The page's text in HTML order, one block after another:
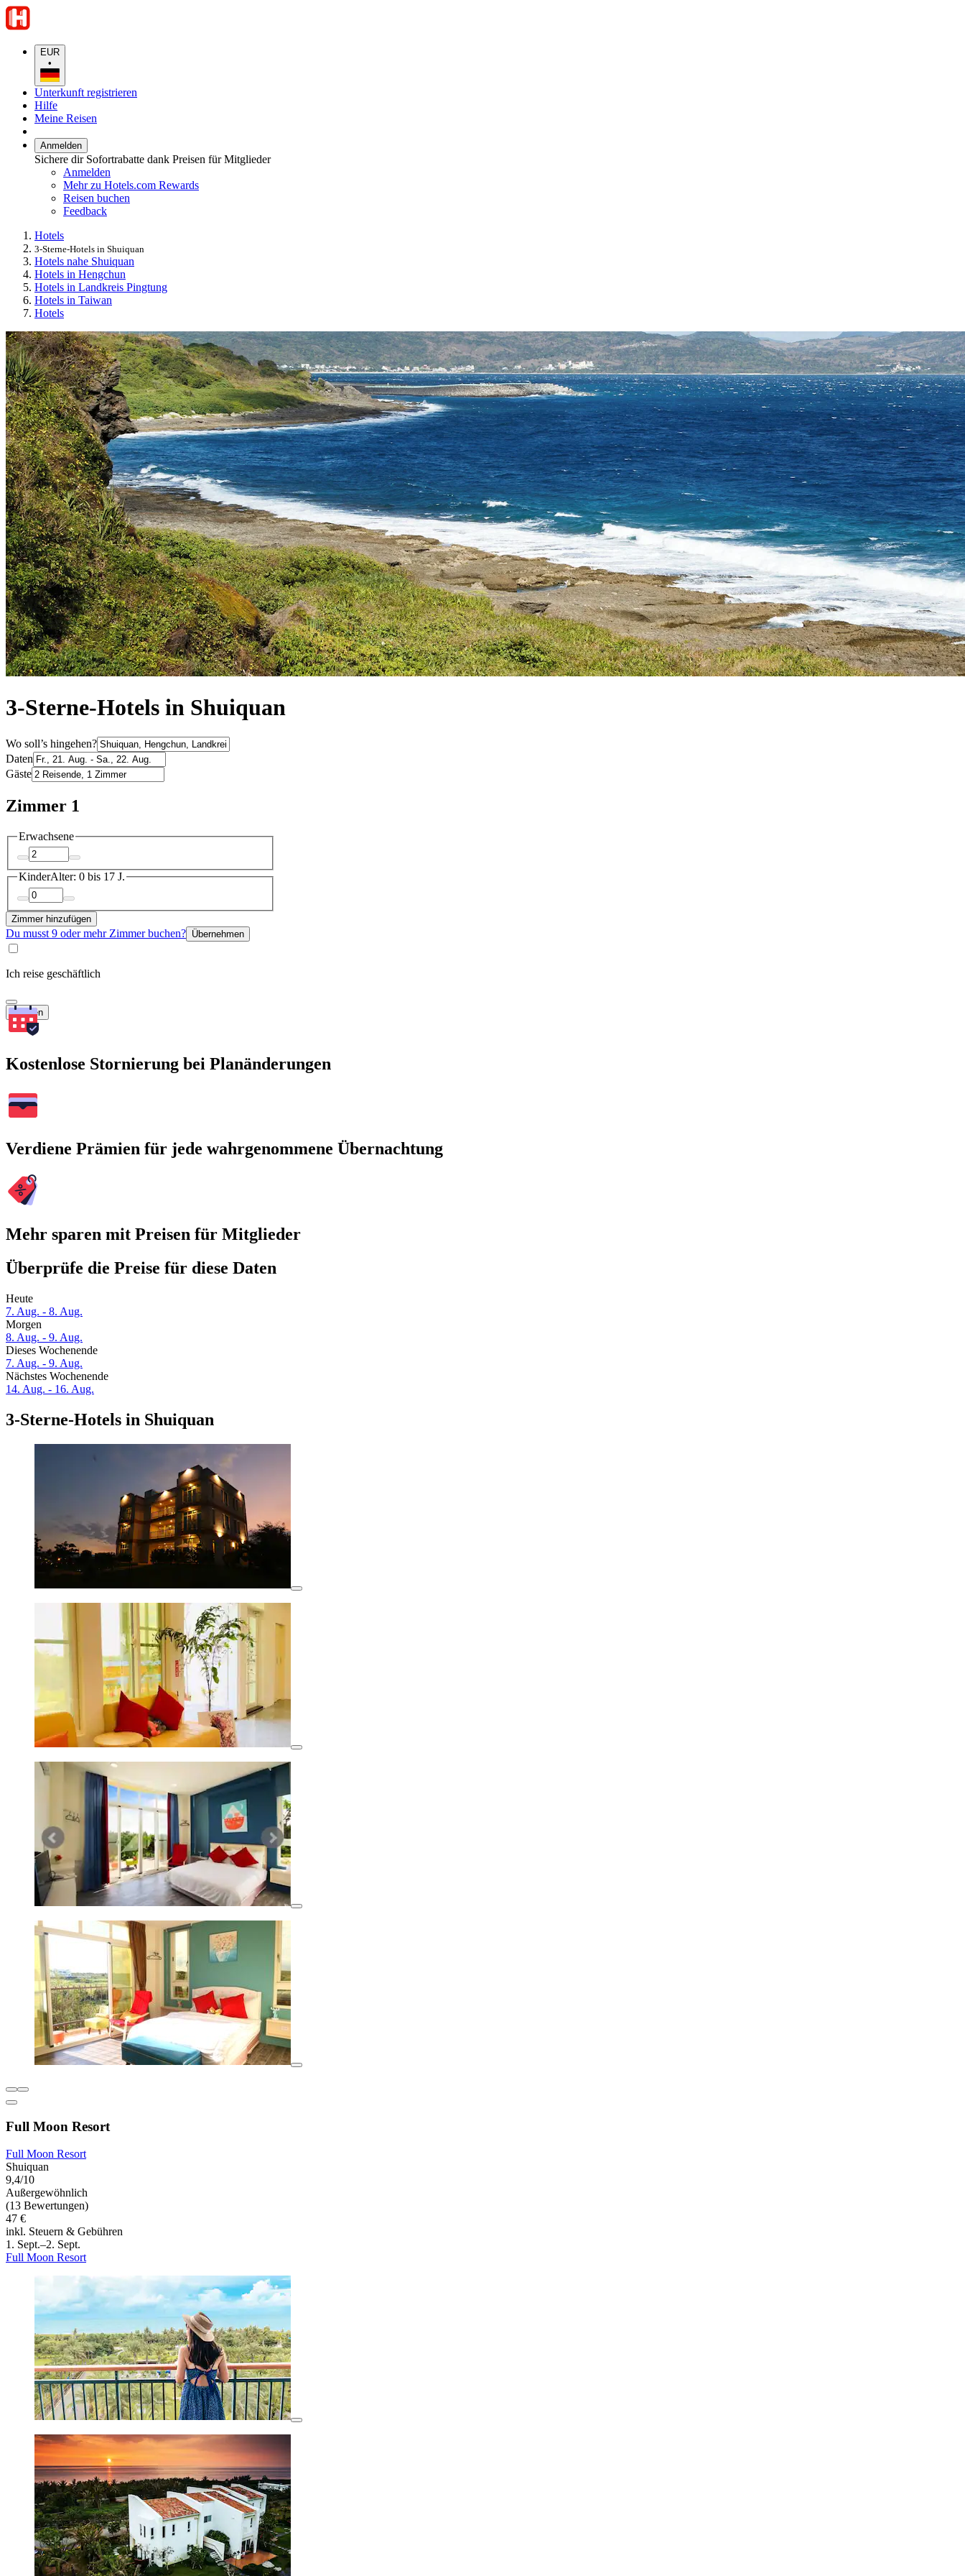
EUR
•
Unterkunft registrieren
Hilfe
Meine Reisen
Anmelden
Sichere dir Sofortrabatte dank Preisen für Mitglieder
Anmelden
Mehr zu Hotels.com Rewards
Reisen buchen
Feedback
Hotels
3-Sterne-Hotels in Shuiquan
Hotels nahe Shuiquan
Hotels in Hengchun
Hotels in Landkreis Pingtung
Hotels in Taiwan
Hotels
3-Sterne-Hotels in Shuiquan
Wo soll’s hingehen?
Daten
Gäste
Zimmer 1
Erwachsene
KinderAlter: 0 bis 17 J.
Zimmer hinzufügen
Du musst 9 oder mehr Zimmer buchen? Übernehmen
Ich reise geschäftlich
Suchen
Kostenlose Stornierung bei Planänderungen
Verdiene Prämien für jede wahrgenommene Übernachtung
Mehr sparen mit Preisen für Mitglieder
Überprüfe die Preise für diese Daten
Heute
7. Aug. - 8. Aug.
Morgen
8. Aug. - 9. Aug.
Dieses Wochenende
7. Aug. - 9. Aug.
Nächstes Wochenende
14. Aug. - 16. Aug.
3-Sterne-Hotels in Shuiquan
Full Moon Resort
Full Moon Resort
Shuiquan
9,4/10
Außergewöhnlich
(13 Bewertungen)
47 €
inkl. Steuern & Gebühren
1. Sept.–2. Sept.
Full Moon Resort